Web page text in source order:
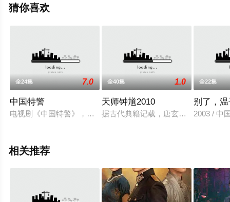
或剧情网等平台了解。
猜你喜欢
全24集 7.0
中国特警
电视剧《中国特警》，可以算是《武装特警》第二部吧，有原
全40集 1.0
天师钟馗2010
据古代典籍记载，唐玄宗登基那年，
全22集
别了，
2003 / 中
相关推荐